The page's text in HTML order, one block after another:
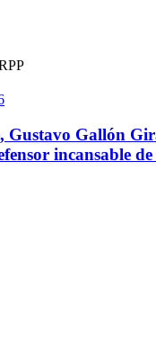
Gustavo Gallón
incansable de